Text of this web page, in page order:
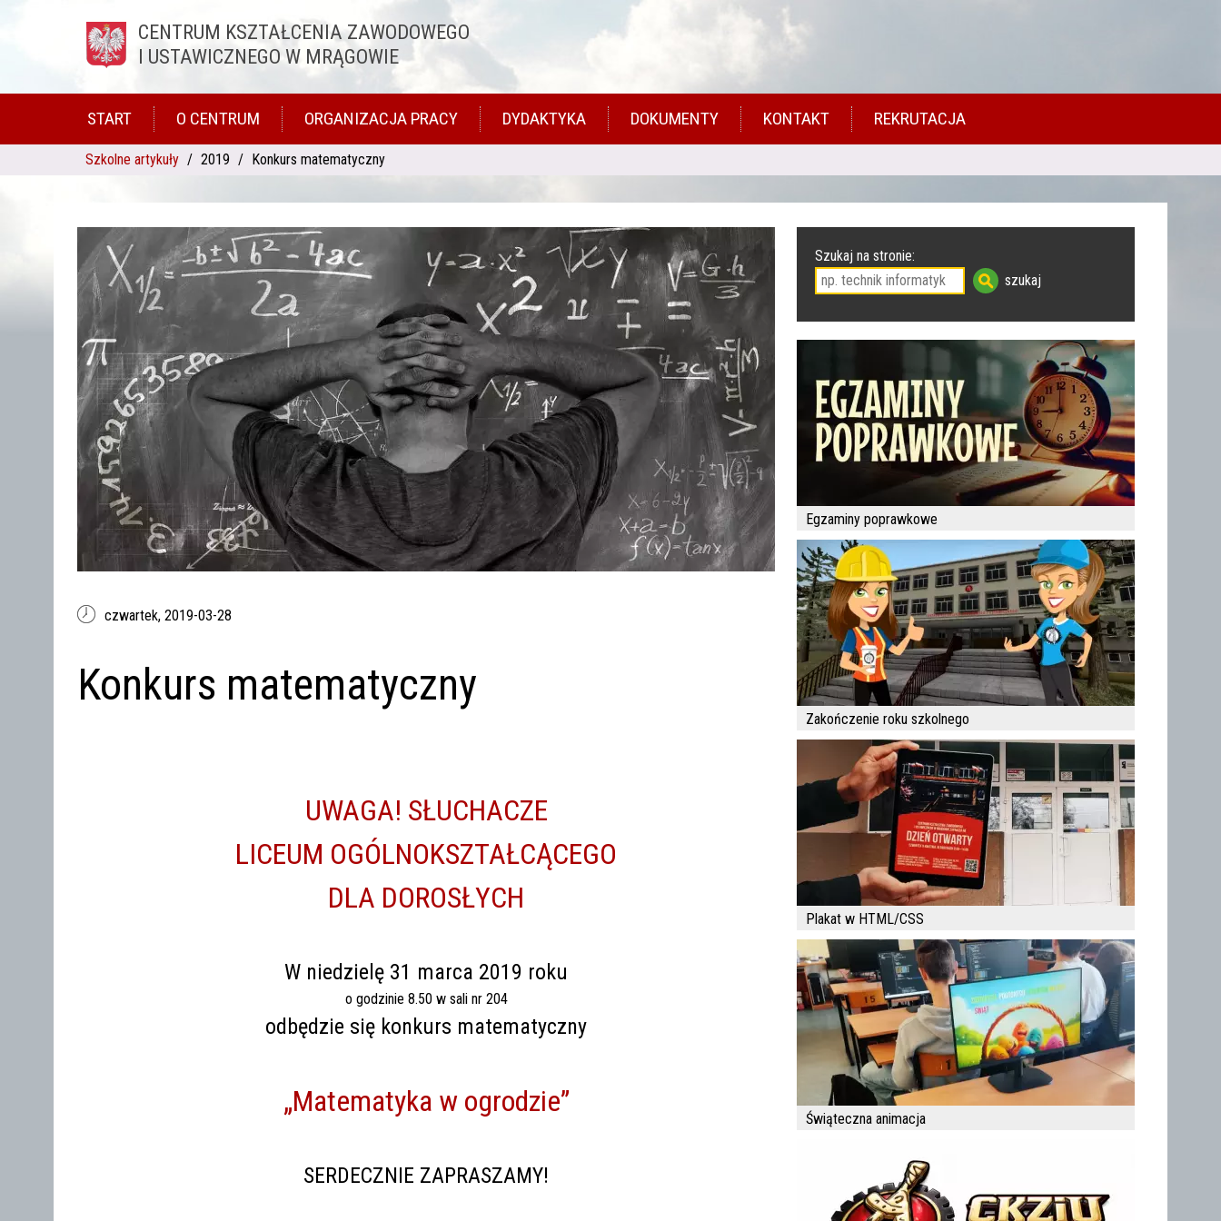
Przejdź do treści
CENTRUM KSZTAŁCENIA ZAWODOWEGO
I USTAWICZNEGO W MRĄGOWIE
START O CENTRUM ORGANIZACJA PRACY DYDAKTYKA DOKUMENTY KONTAKT REKRUTACJA
Szkolne artykuły 2019 Konkurs matematyczny
czwartek,2019-03-28
Konkurs matematyczny
UWAGA! SŁUCHACZE
LICEUM OGÓLNOKSZTAŁCĄCEGO
DLA DOROSŁYCH
W niedzielę 31 marca 2019 roku
o godzinie 8.50 w sali nr 204
odbędzie się konkurs matematyczny
„Matematyka w ogrodzie”
SERDECZNIE ZAPRASZAMY!
Szukaj na stronie:
Egzaminy poprawkowe
Zakończenie roku szkolnego
Plakat w HTML/CSS
Świąteczna animacja